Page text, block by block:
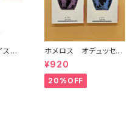
スタ
ホメロス オデュッセイ
ア(上)(下) （岩波文庫）
¥920
20%OFF